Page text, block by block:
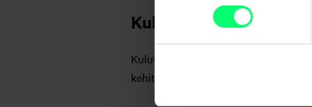
Kuluttaja on talous
Kuluttajilla on valtava merkitys
kehitykseen. Tästä syystä